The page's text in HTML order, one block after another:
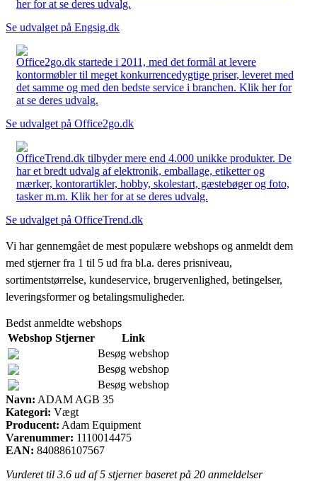
her for at se deres udvalg.
Se udvalget på Engsig.dk
Office2go.dk startede i 2011, med det formål at levere
kontormøbler til meget konkurrencedygtige priser, leveret med
det samme og med den bedste service i branchen. Klik her for
at se deres udvalg.
Se udvalget på Office2go.dk
OfficeTrend.dk tilbyder mere end 4.000 unikke produkter. De
har et bredt udvalg af elektronik, emballage, etiketter og
mærker, kontorartikler, hobby, skolestart, gæstebøger og foto,
tasker m.m. Klik her for at se deres udvalg.
Se udvalget på OfficeTrend.dk
Vi har gennemgået de mest populære webshops og anmeldt dem
med stjerner fra 1 til 5 ud fra bl.a. deres prisniveau,
sortimentstørrelse, kundeservice, brugervenlighed, betingelser,
leveringsformer og betalingsmuligheder.
Bedst anmeldte webshops
Webshop Stjerner
Link
Besøg webshop
Besøg webshop
Besøg webshop
Navn: ADAM AGB 35
Kategori: Vægt
Producent: Adam Equipment
Varenummer: 1110014475
EAN: 840886107567
Vurderet til 3.6 ud af 5 stjerner baseret på 20 anmeldelser